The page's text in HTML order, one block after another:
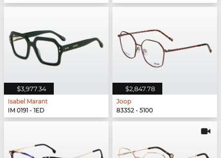
$3,977.34
Isabel Marant
IM 0191 - 1ED
$2,847.78
Joop
83352 - 5100